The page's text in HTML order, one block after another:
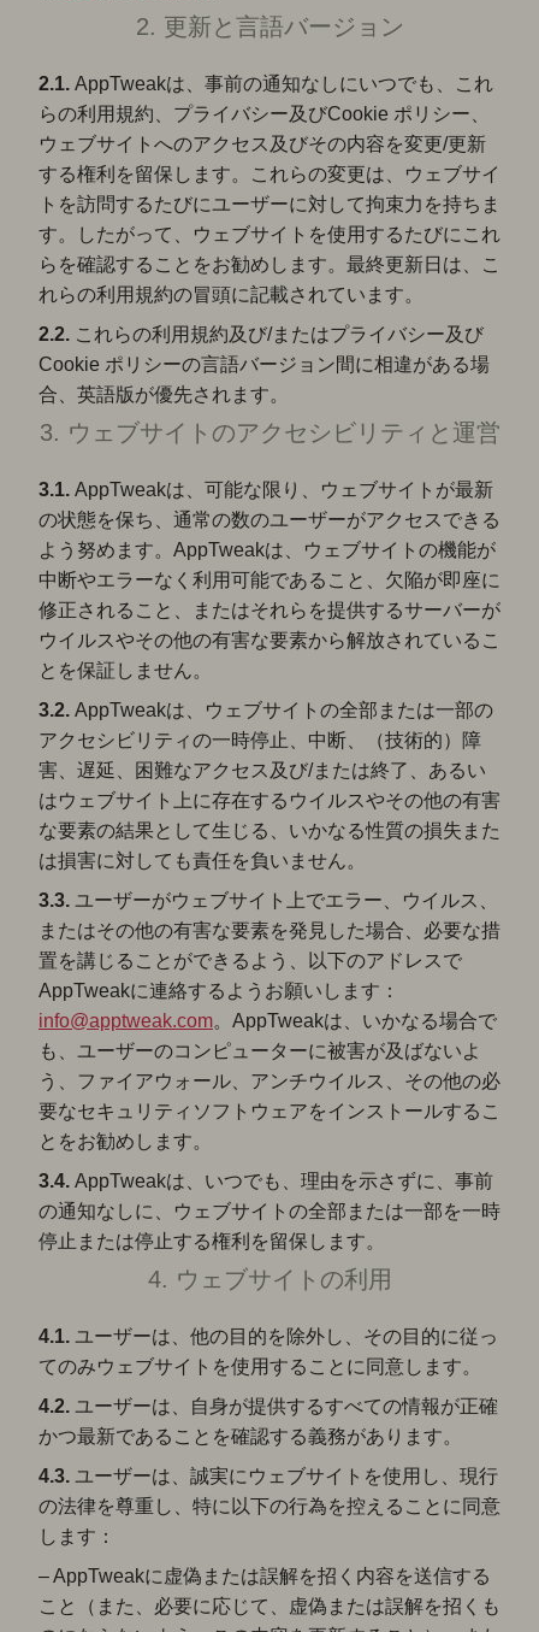
2. 更新と言語バージョン
2.1. AppTweakは、事前の通知なしにいつでも、これ
らの利用規約、プライバシー及びCookie ポリシー、
ウェブサイトへのアクセス及びその内容を変更/更新
する権利を留保します。これらの変更は、ウェブサイ
トを訪問するたびにユーザーに対して拘束力を持ちま
す。したがって、ウェブサイトを使用するたびにこれ
らを確認することをお勧めします。最終更新日は、こ
れらの利用規約の冒頭に記載されています。
2.2. これらの利用規約及び/またはプライバシー及び
Cookie ポリシーの言語バージョン間に相違がある場
合、英語版が優先されます。
3. ウェブサイトのアクセシビリティと運営
3.1. AppTweakは、可能な限り、ウェブサイトが最新
の状態を保ち、通常の数のユーザーがアクセスできる
よう努めます。AppTweakは、ウェブサイトの機能が
中断やエラーなく利用可能であること、欠陥が即座に
修正されること、またはそれらを提供するサーバーが
ウイルスやその他の有害な要素から解放されているこ
とを保証しません。
3.2. AppTweakは、ウェブサイトの全部または一部の
アクセシビリティの一時停止、中断、（技術的）障
害、遅延、困難なアクセス及び/または終了、あるい
はウェブサイト上に存在するウイルスやその他の有害
な要素の結果として生じる、いかなる性質の損失また
は損害に対しても責任を負いません。
3.3. ユーザーがウェブサイト上でエラー、ウイルス、
またはその他の有害な要素を発見した場合、必要な措
置を講じることができるよう、以下のアドレスで
AppTweakに連絡するようお願いします：
info@apptweak.com。AppTweakは、いかなる場合で
も、ユーザーのコンピューターに被害が及ばないよ
う、ファイアウォール、アンチウイルス、その他の必
要なセキュリティソフトウェアをインストールするこ
とをお勧めします。
3.4. AppTweakは、いつでも、理由を示さずに、事前
の通知なしに、ウェブサイトの全部または一部を一時
停止または停止する権利を留保します。
4. ウェブサイトの利用
4.1. ユーザーは、他の目的を除外し、その目的に従っ
てのみウェブサイトを使用することに同意します。
4.2. ユーザーは、自身が提供するすべての情報が正確
かつ最新であることを確認する義務があります。
4.3. ユーザーは、誠実にウェブサイトを使用し、現行
の法律を尊重し、特に以下の行為を控えることに同意
します：
– AppTweakに虚偽または誤解を招く内容を送信する
こと（また、必要に応じて、虚偽または誤解を招くも